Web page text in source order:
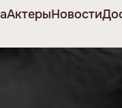
АктерыНовости